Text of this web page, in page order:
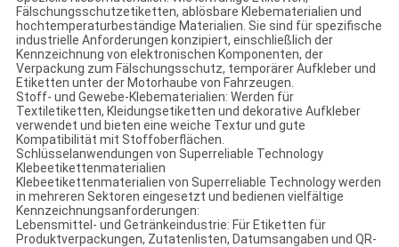
Fälschungsschutzetiketten, ablösbare Klebematerialien und
hochtemperaturbeständige Materialien. Sie sind für spezifische
industrielle Anforderungen konzipiert, einschließlich der
Kennzeichnung von elektronischen Komponenten, der
Verpackung zum Fälschungsschutz, temporärer Aufkleber und
Etiketten unter der Motorhaube von Fahrzeugen.
Stoff- und Gewebe-Klebematerialien: Werden für
Textiletiketten, Kleidungsetiketten und dekorative Aufkleber
verwendet und bieten eine weiche Textur und gute
Kompatibilität mit Stoffoberflächen.
Schlüsselanwendungen von Superreliable Technology
Klebeetikettenmaterialien
Klebeetikettenmaterialien von Superreliable Technology werden
in mehreren Sektoren eingesetzt und bedienen vielfältige
Kennzeichnungsanforderungen:
Lebensmittel- und Getränkeindustrie: Für Etiketten für
Produktverpackungen, Zutatenlisten, Datumsangaben und QR-